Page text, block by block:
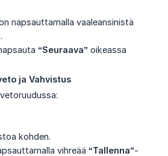
napsauttamalla vaaleansinistä
“Seuraava” oikeassa
ja Vahvistus
kohden.
vihreää “Tallenna”-